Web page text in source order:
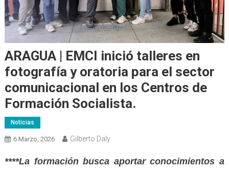
ARAGUA | EMCI inició talleres en
fotografía y oratoria para el sector
comunicacional en los Centros de
Formación Socialista.
Noticias
6 Marzo, 2026 Gilberto Daly
****La formación busca aportar conocimientos a